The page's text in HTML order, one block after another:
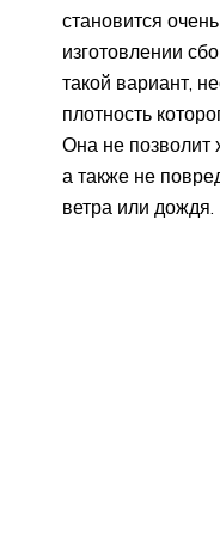
становится
изготовлении
такой вариант,
плотность
Она не позволит
а также не
ветра или дождя.